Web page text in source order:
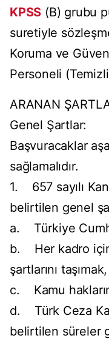
KPSS (B) grubu
suretiyle
Koruma ve
Personeli
ARANAN
Genel Şartlar:
Başvuracaklar
sağlamalıdır.
1. 657 sayılı
belirtilen genel
a. Türkiye
b. Her kadro
şartlarını taşımak,
c. Kamu
d. Türk Ceza
belirtilen süreler